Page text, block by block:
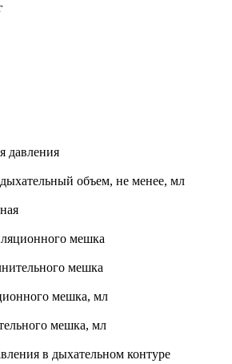
давления
объем, не менее, мл
мешка
мешка
мешка, мл
мешка, мл
в дыхательном контуре